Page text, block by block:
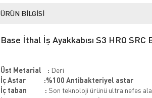
ÜRÜN BILGISI
Base İthal İş Ayakkabısı S3 HRO SRC
Üst Metarial : Deri
İç Astar :%100 Antibakteriyel astar
İç taban
: Son teknoloji ürünü ultra nefes